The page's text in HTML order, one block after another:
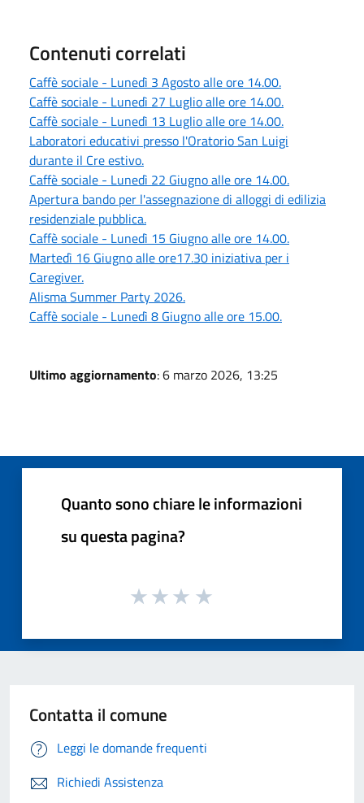
Contenuti correlati
Caffè sociale - Lunedì 3 Agosto alle ore 14.00.
Caffè sociale - Lunedì 27 Luglio alle ore 14.00.
Caffè sociale - Lunedì 13 Luglio alle ore 14.00.
Laboratori educativi presso l'Oratorio San Luigi
durante il Cre estivo.
Caffè sociale - Lunedì 22 Giugno alle ore 14.00.
Apertura bando per l'assegnazione di alloggi di edilizia
residenziale pubblica.
Caffè sociale - Lunedì 15 Giugno alle ore 14.00.
Martedì 16 Giugno alle ore17.30 iniziativa per i
Caregiver.
Alisma Summer Party 2026.
Caffè sociale - Lunedì 8 Giugno alle ore 15.00.
Ultimo aggiornamento: 6 marzo 2026, 13:25
Quanto sono chiare le informazioni
su questa pagina?
Contatta il comune
Leggi le domande frequenti
Richiedi Assistenza